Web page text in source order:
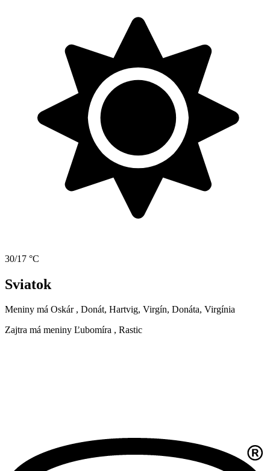
30/17 °C
Sviatok
Meniny má Oskár , Donát, Hartvig, Virgín, Donáta, Virgínia
Zajtra má meniny Ľubomíra , Rastic